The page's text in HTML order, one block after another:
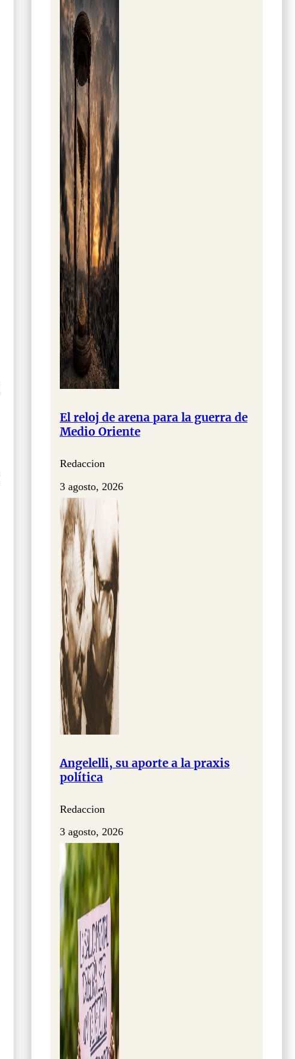
El reloj de arena para la guerra de
Medio Oriente
Redaccion
3 agosto, 2026
Angelelli, su aporte a la praxis
política
Redaccion
3 agosto, 2026